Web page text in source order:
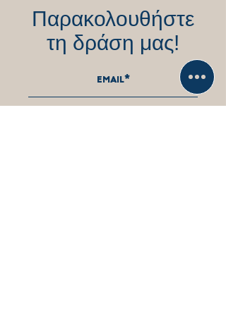
Παρακολουθήστε
τη δράση μας!